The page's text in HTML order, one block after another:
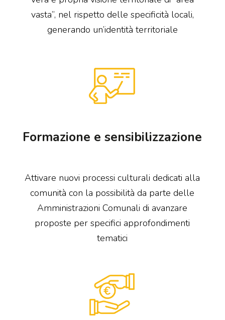
vasta”, nel rispetto delle specificità locali,
generando un’identità territoriale
Formazione e sensibilizzazione
Attivare nuovi processi culturali dedicati alla
comunità con la possibilità da parte delle
Amministrazioni Comunali di avanzare
proposte per specifici approfondimenti
tematici